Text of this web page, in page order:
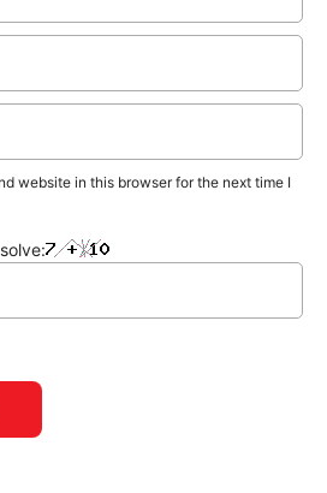
website in this browser for the next time I